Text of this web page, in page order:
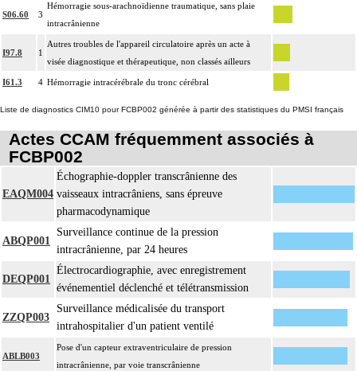
S06.60 3
Hémorragie sous-arachnoïdienne traumatique, sans plaie
intracrânienne
I97.8 1
Autres troubles de l'appareil circulatoire après un acte à
visée diagnostique et thérapeutique, non classés ailleurs
I61.3 4 Hémorragie intracérébrale du tronc cérébral
Liste de diagnostics CIM10 pour FCBP002 générée à partir des statistiques du PMSI français
Actes CCAM fréquemment associés à
FCBP002
EAQM004
Échographie-doppler transcrânienne des
vaisseaux intracrâniens, sans épreuve
pharmacodynamique
ABQP001
Surveillance continue de la pression
intracrânienne, par 24 heures
DEQP001
Électrocardiographie, avec enregistrement
événementiel déclenché et télétransmission
ZZQP003
Surveillance médicalisée du transport
intrahospitalier d'un patient ventilé
ABLB003
Pose d'un capteur extraventriculaire de pression
intracrânienne, par voie transcrânienne